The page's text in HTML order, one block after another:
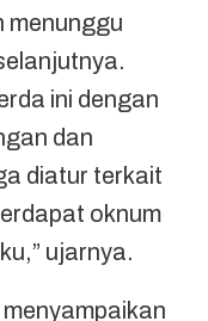
menunggu
ini dengan
dan
diatur terkait
oknum
ujarnya.